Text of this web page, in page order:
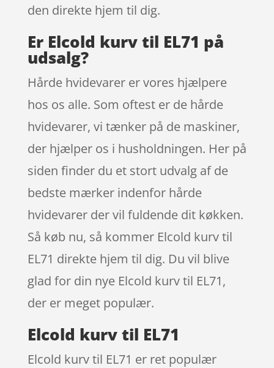
den direkte hjem til dig.
Er Elcold kurv til EL71 på
udsalg?
Hårde hvidevarer er vores hjælpere
hos os alle. Som oftest er de hårde
hvidevarer, vi tænker på de maskiner,
der hjælper os i husholdningen. Her på
siden finder du et stort udvalg af de
bedste mærker indenfor hårde
hvidevarer der vil fuldende dit køkken.
Så køb nu, så kommer Elcold kurv til
EL71 direkte hjem til dig. Du vil blive
glad for din nye Elcold kurv til EL71,
der er meget populær.
Elcold kurv til EL71
Elcold kurv til EL71 er ret populær